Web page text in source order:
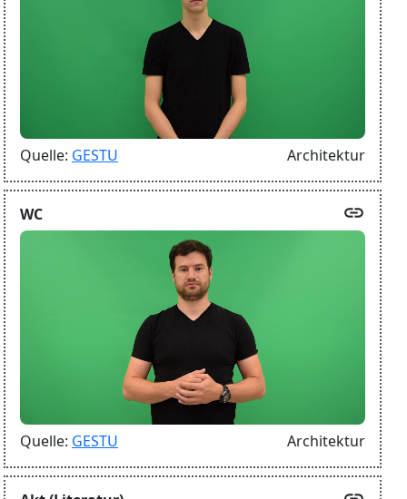
Quelle: GESTU Architektur
WC link
Quelle: GESTU Architektur